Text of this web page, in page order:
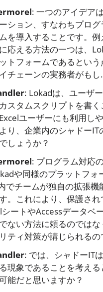
: 一つのアイデア
ション、すなわちプログ
を導入することです。
応える方法の一つは、
トフォームであるという
チェーンの実務者がも
: Lokadは、ユーザ
スタムスクリプトを書
ユーザーにも利用し
り、企業内のシャドーIT
しょうか？
: プログラム対応
や同様のプラットフォ
でチームが独自の拡張機
。これにより、保護され
ートやAccessデータベ
ない方法に頼るのではな
ティ対策が講じられるの
: では、シャドーIT
現象であることを考え
能だと思いますか？